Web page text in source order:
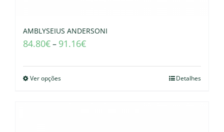
AMBLYSEIUS ANDERSONI
84.80€– 91.16€
Ver opções Detalhes